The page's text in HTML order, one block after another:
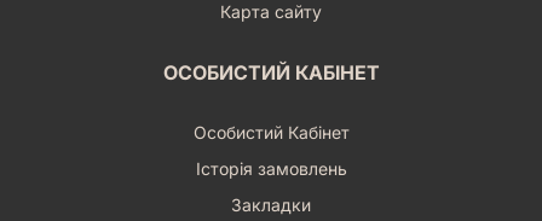
Карта сайту
ОСОБИСТИЙ КАБІНЕТ
Особистий Кабінет
Історія замовлень
Закладки